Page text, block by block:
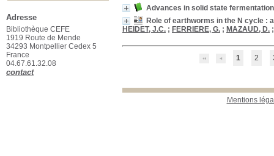
Advances in solid state fermentation
Role of earthworms in the N cycle :
HEIDET, J.C. ; FERRIERE, G. ; MAZAUD, D.
1 2
Mentions
04_Ecologie_animale
04_Ecologie_animale
06_Chimie_Physique
06_Chimie_Physique
12_Sciences_du_sol
12_Sciences_du_sol
23_Publications_CEFE
23_Publications_CEFE
[17]
28_Thèses_Mémoires
28_Thèses_Mémoires
Adresse
Bibliothèque CEFE
1919 Route de Mende
34293 Montpellier Cedex 5
France
04.67.61.32.08
contact